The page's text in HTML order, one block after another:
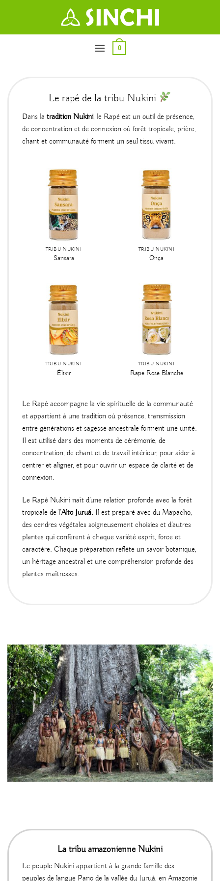
0
Le rapé de la tribu Nukini
Dans la tradition Nukini, le Rapé est un outil de présence,
de concentration et de connexion où forêt tropicale, prière,
chant et communauté forment un seul tissu vivant.
TRIBU NUKINI
Sansara
TRIBU NUKINI
Onça
TRIBU NUKINI
Élixir
TRIBU NUKINI
Rapé Rose Blanche
Le Rapé accompagne la vie spirituelle de la communauté
et appartient à une tradition où présence, transmission
entre générations et sagesse ancestrale forment une unité.
Il est utilisé dans des moments de cérémonie, de
concentration, de chant et de travail intérieur, pour aider à
centrer et aligner, et pour ouvrir un espace de clarté et de
connexion.
Le Rapé Nukini naît d’une relation profonde avec la forêt
tropicale de l’Alto Juruá. Il est préparé avec du Mapacho,
des cendres végétales soigneusement choisies et d’autres
plantes qui confèrent à chaque variété esprit, force et
caractère. Chaque préparation reflète un savoir botanique,
un héritage ancestral et une compréhension profonde des
plantes maîtresses.
La tribu amazonienne Nukini
Le peuple Nukini appartient à la grande famille des
peuples de langue Pano de la vallée du Juruá, en Amazonie